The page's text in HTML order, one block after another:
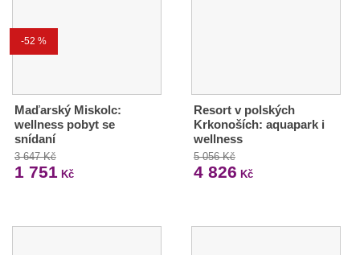
-52 %
Maďarský Miskolc:
wellness pobyt se
snídaní
3 647 Kč
1 751 Kč
Resort v polských
Krkonoších: aquapark i
wellness
5 056 Kč
4 826 Kč